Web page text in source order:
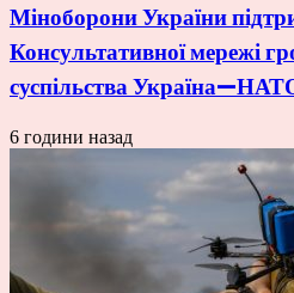
Міноборони України
Консультативної мережі
суспільства
6 години назад